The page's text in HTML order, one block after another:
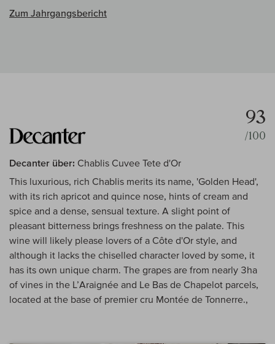
Zum Jahrgangsbericht
93
/100
Decanter über: Chablis Cuvee Tete d'Or
This luxurious, rich Chablis merits its name, 'Golden Head',
with its rich apricot and quince nose, hints of cream and
spice and a dense, sensual texture. A slight point of
pleasant bitterness brings freshness on the palate. This
wine will likely please lovers of a Côte d'Or style, and
although it lacks the chiselled character loved by some, it
has its own unique charm. The grapes are from nearly 3ha
of vines in the L’Araignée and Le Bas de Chapelot parcels,
located at the base of premier cru Montée de Tonnerre.,